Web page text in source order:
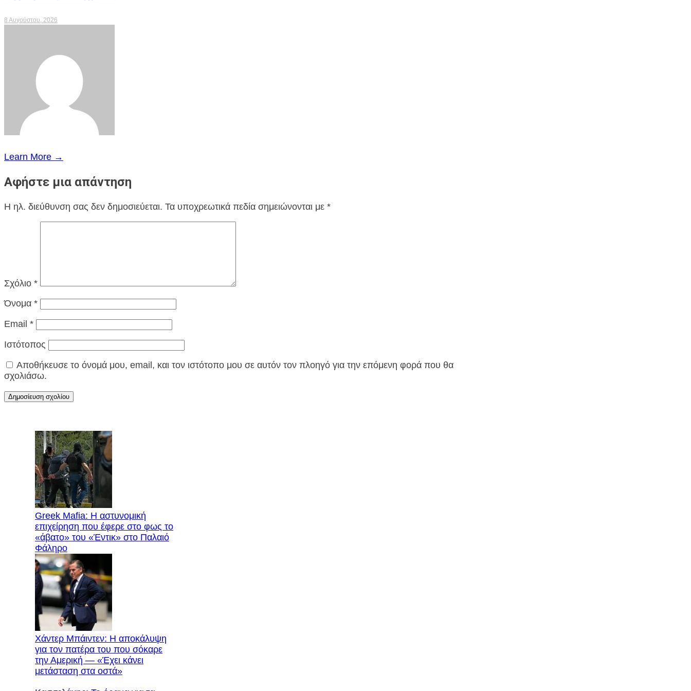
8 Αυγούστου, 2026
Learn More →
Αφήστε μια απάντηση
Η ηλ. διεύθυνση σας δεν δημοσιεύεται. Τα υποχρεωτικά πεδία σημειώνονται με *
Σχόλιο *
Όνομα *
Email *
Ιστότοπος
Αποθήκευσε το όνομά μου, email, και τον ιστότοπο μου σε αυτόν τον πλοηγό για την επόμενη φορά που θα
σχολιάσω.
Greek Mafia: Η αστυνομική
επιχείρηση που έφερε στο φως το
«άβατο» του «Έντικ» στο Παλαιό
Φάληρο
Χάντερ Μπάιντεν: Η αποκάλυψη
για τον πατέρα του που σόκαρε
την Αμερική — «Έχει κάνει
μετάσταση στα οστά»